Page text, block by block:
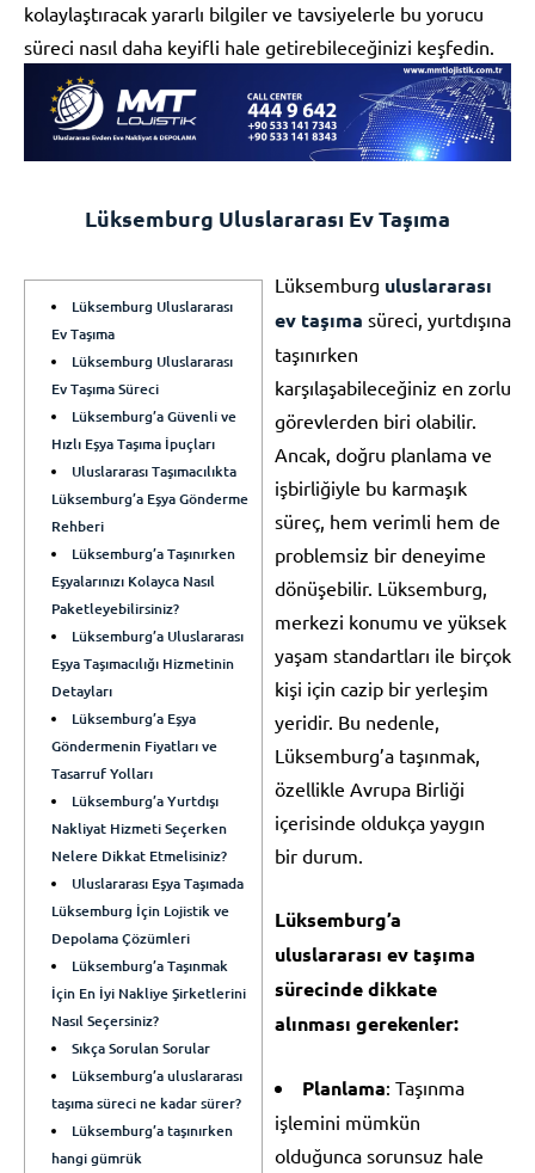
kolaylaştıracak yararlı bilgiler ve tavsiyelerle bu yorucu
süreci nasıl daha keyifli hale getirebileceğinizi keşfedin.
Lüksemburg Uluslararası Ev Taşıma
Lüksemburg Uluslararası
Ev Taşıma
Lüksemburg Uluslararası
Ev Taşıma Süreci
Lüksemburg’a Güvenli ve
Hızlı Eşya Taşıma İpuçları
Uluslararası Taşımacılıkta
Lüksemburg’a Eşya Gönderme
Rehberi
Lüksemburg’a Taşınırken
Eşyalarınızı Kolayca Nasıl
Paketleyebilirsiniz?
Lüksemburg’a Uluslararası
Eşya Taşımacılığı Hizmetinin
Detayları
Lüksemburg’a Eşya
Göndermenin Fiyatları ve
Tasarruf Yolları
Lüksemburg’a Yurtdışı
Nakliyat Hizmeti Seçerken
Nelere Dikkat Etmelisiniz?
Uluslararası Eşya Taşımada
Lüksemburg İçin Lojistik ve
Depolama Çözümleri
Lüksemburg’a Taşınmak
İçin En İyi Nakliye Şirketlerini
Nasıl Seçersiniz?
Sıkça Sorulan Sorular
Lüksemburg’a uluslararası
taşıma süreci ne kadar sürer?
Lüksemburg’a taşınırken
hangi gümrük
Lüksemburg uluslararası
ev taşıma süreci, yurtdışına
taşınırken
karşılaşabileceğiniz en zorlu
görevlerden biri olabilir.
Ancak, doğru planlama ve
işbirliğiyle bu karmaşık
süreç, hem verimli hem de
problemsiz bir deneyime
dönüşebilir. Lüksemburg,
merkezi konumu ve yüksek
yaşam standartları ile birçok
kişi için cazip bir yerleşim
yeridir. Bu nedenle,
Lüksemburg’a taşınmak,
özellikle Avrupa Birliği
içerisinde oldukça yaygın
bir durum.
Lüksemburg’a
uluslararası ev taşıma
sürecinde dikkate
alınması gerekenler:
Planlama: Taşınma
işlemini mümkün
olduğunca sorunsuz hale